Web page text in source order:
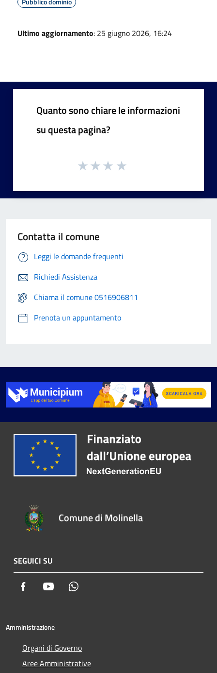
Ultimo aggiornamento: 25 giugno 2026, 16:24
Quanto sono chiare le informazioni
su questa pagina?
Contatta il comune
Leggi le domande frequenti
Richiedi Assistenza
Chiama il comune 0516906811
Prenota un appuntamento
Comune di Molinella
SEGUICI SU
Facebook Youtube
Amministrazione
Organi di Governo
Aree Amministrative